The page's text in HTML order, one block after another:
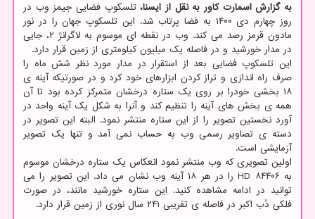
به گزارش اسمارت کاور به نقل از ایسنا،تلسکوپ فضایی جیمز وب در
روز چهارم دی ۱۴۰۰ به فضا پرتاب شد. این تلسکوپ جهان را در نور
مادون قرمز رصد می کند. وب در نقطه ای موسوم به لاگرانژ ۲، جایی
در مدار خورشید و در فاصله یک میلیون کیلومتری از زمین قرار دارد.
این تلسکوپ فضایی بعد از استقرار در مدار مورد نظر شش ماه را
صرف راه اندازی و تراز کردن ابزارهای خود کرد و در صورتیکه آینه ی
۱۸ بخشی خودرا بر روی یک ستاره درخشان متمرکز کرده بود تا آن
همه ی بخش های آینه را تنظیم کند و آنرا به شکل یک آینه واحد در
آورد نخستین تصویر را از این ستاره منتشر نمود. البته این تصویر در
دسته ی تصاویر رسمی وب به حساب نمی آمد و تنها یک تصویر
آزمایشی است.
اولین تصویری که وب منتشر نمود انعکاس یک ستاره درخشان موسوم
به HD ۸۴۴۰۶ را در هر ۱۸ آینه وب نشان می داد. این تصویر را می
توانید در ادامه مشاهده کنید. این ستاره خورشید مانند، در صورت
فلکی دُب اکبر در فاصله ی تقریبی ۲۴۱ سال نوری از زمین قرار دارد.